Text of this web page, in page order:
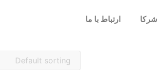
شرکا ارتباط با ما